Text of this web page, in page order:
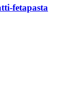
fetapasta